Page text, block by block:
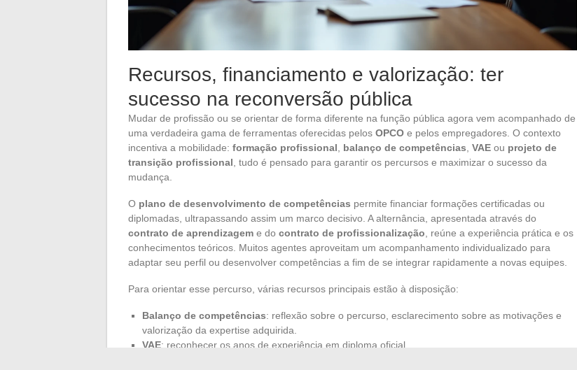
Recursos, financiamento e valorização: ter
sucesso na reconversão pública
Mudar de profissão ou se orientar de forma diferente na função pública agora vem acompanhado de
uma verdadeira gama de ferramentas oferecidas pelos OPCO e pelos empregadores. O contexto
incentiva a mobilidade: formação profissional balanço de competências VAE ou projeto de
transição profissional , tudo é pensado para garantir os percursos e maximizar o sucesso da
mudança.
O plano de desenvolvimento de competências permite financiar formações certificadas ou
diplomadas, ultrapassando assim um marco decisivo. A alternância, apresentada através do
contrato de aprendizagem e do contrato de profissionalização , reúne a experiência prática e os
conhecimentos teóricos. Muitos agentes aproveitam um acompanhamento individualizado para
adaptar seu perfil ou desenvolver competências a fim de se integrar rapidamente a novas equipes.
Para orientar esse percurso, várias recursos principais estão à disposição:
Balanço de competências: reflexão sobre o percurso, esclarecimento sobre as motivações e
valorização da expertise adquirida.
VAE: reconhecer os anos de experiência em diploma oficial.